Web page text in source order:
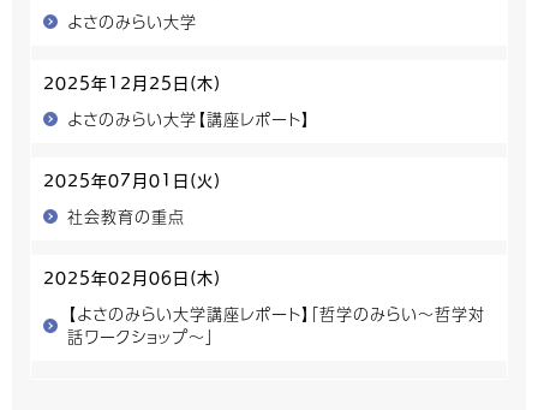
よさのみらい大学
2025年12月25日(木)
よさのみらい大学【講座レポート】
2025年07月01日(火)
社会教育の重点
2025年02月06日(木)
【よさのみらい大学講座レポート】「哲学のみらい～哲学対
話ワークショップ～」